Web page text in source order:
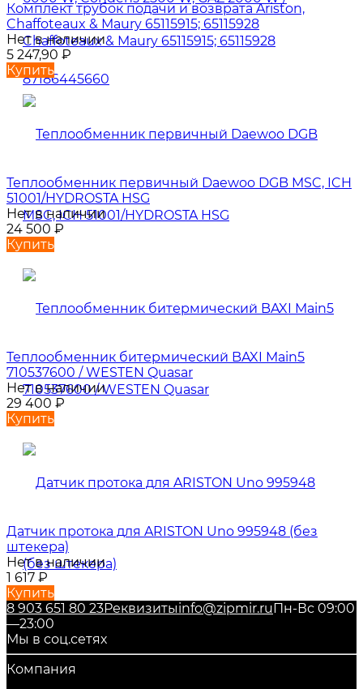
Комплект трубок подачи и возврата Ariston,
Chaffoteaux & Maury 65115915; 65115928
Нет в наличии
5 247,90 ₽
Купить
Теплообменник первичный Daewoo DGB MSC, ICH
51001/HYDROSTA HSG
Нет в наличии
24 500 ₽
Купить
Теплообменник битермический BAXI Main5
710537600 / WESTEN Quasar
Нет в наличии
29 400 ₽
Купить
Датчик протока для ARISTON Uno 995948 (без
штекера)
Нет в наличии
1 617 ₽
Купить
8 903 651 80 23Реквизитыinfo@zipmir.ru Пн-Вс 09:00
—23:00
Мы в соц.сетях
Компания